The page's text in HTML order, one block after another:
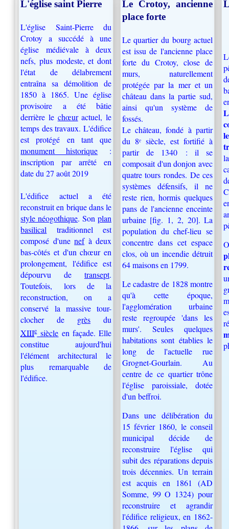
L'église saint Pierre
L'église Saint-Pierre du
Crotoy a succédé à une
église médiévale à deux
nefs, plus modeste, et dont
l'état de délabrement
entraîna sa démolition de
1850 à 1865. Une église
provisoire a été bâtie
derrière le chœuractuel, le
temps des travaux. L'édifice
est protégé en tant que
monument historique :
inscription par arrêté en
date du 27 août 2019
L'édifice actuel a été
reconstruit en brique dans le
style néogothique. Son plan
basilical traditionnel est
composé d'unenefà deux
bas-côtés et d'un chœur en
prolongement, l'édifice est
dépourvu de transept.
Toutefois, lors de la
reconstruction, on a
conservé la massive tour-
clocher de grès du
XIIIesiècle en façade. Elle
constitue aujourd'hui
l'élément architectural le
plus remarquable de
l'édifice.
Le Crotoy, ancienne
place forte
Le quartier du bourg actuel
est issu de l'ancienne place
forte du Crotoy, close de
murs, naturellement
protégée par la mer et un
château dans la partie sud,
ainsi qu'un système de
fossés.
Le château, fondé à partir
du 8ᵉ siècle, est fortifié à
partir de 1340 : il se
composait d'un donjon avec
quatre tours rondes. De ces
systèmes défensifs, il ne
reste rien, hormis quelques
pans de l'ancienne enceinte
urbaine [fig. 1, 2, 20]. La
population du chef-lieu se
concentre dans cet espace
clos, où un incendie détruit
64 maisons en 1799.
Le cadastre de 1828 montre
qu'à cette époque,
l'agglomération urbaine
reste regroupée 'dans les
murs'. Seules quelques
habitations sont établies le
long de l'actuelle rue
Grognet-Gourlain. Au
centre de ce quartier trône
l'église paroissiale, dotée
d'un beffroi.
Dans une délibération du
15 février 1860, le conseil
municipal décide de
reconstruire l'église qui
subit des réparations depuis
trois décennies. Un terrain
est acquis en 1861 (AD
Somme, 99 O 1324) pour
reconstruire et agrandir
l'édifice religieux, en 1862-